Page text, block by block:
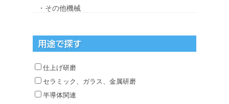
・その他機械
仕上げ研磨
セラミック、ガラス、金属研磨
半導体関連